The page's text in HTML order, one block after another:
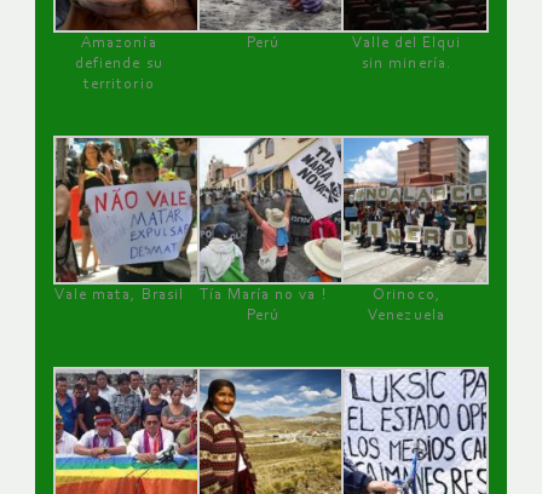
Amazonía
defiende su
territorio
Perú
Valle del Elqui
sin minería.
Vale mata, Brasil
Tía María no va !
Perú
Orinoco,
Venezuela